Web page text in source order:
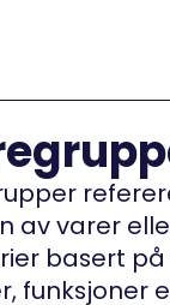
av varer
basert på
funksjoner